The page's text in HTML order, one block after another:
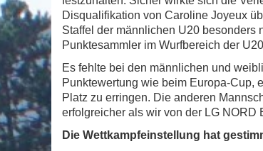
Disqualifikation von Caroline Joyeux
Staffel der männlichen U20 besonders
Punktesammler im Wurfbereich der
Es fehlte bei den männlichen und
Punktewertung wie beim Europa-Cup,
Platz zu erringen. Die anderen
erfolgreicher als wir von der LG NORD
Die Wettkampfeinstellung hat